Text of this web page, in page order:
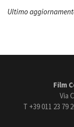
Ultimo
Film
Via
T +39 011 23 79